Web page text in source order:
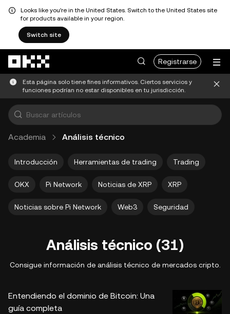
Looks like you're in the United States. Switch to the United States site
for products available in your region.
Switch site
Registrarse
Esta página solo tiene fines informativos. Ciertos servicios y
funciones podrían no estar disponibles en tu jurisdicción.
Academia Análisis técnico
Introducción Herramientas de trading Trading
OKX Pi Network Noticias de XRP XRP
Noticias sobre Pi Network Web3 Seguridad
Análisis técnico (31)
Consigue información de análisis técnico de mercados cripto.
Entendiendo el dominio de Bitcoin: Una
guía completa